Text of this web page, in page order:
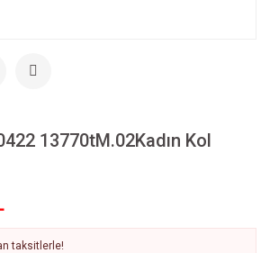
13770tM.02Kadın Kol
taksitlerle!